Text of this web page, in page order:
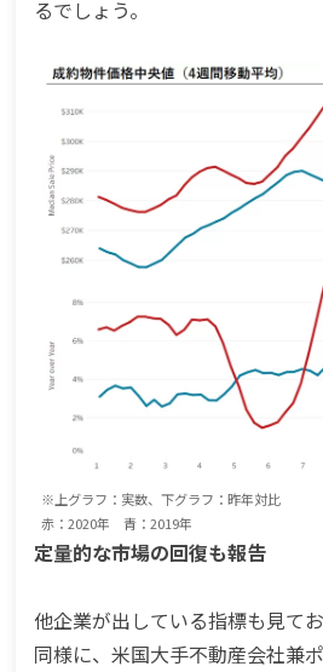
るでしょう。
※上グラフ：実数、下グラフ：昨年対比
赤：2020年 青：2019年
定量的な市場の回復も報告
他企業が出している指標も見て
同様に、米国大手不動産会社兼